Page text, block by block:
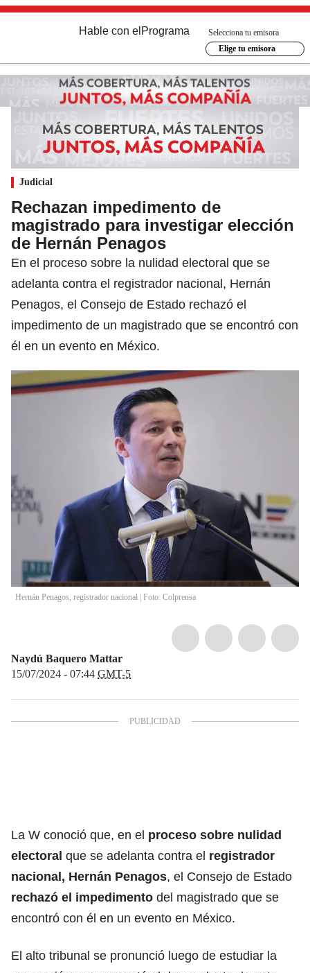
Hable con el Programa
Selecciona tu emisora
Elige tu emisora
Judicial
Rechazan impedimento de
magistrado para investigar elección
de Hernán Penagos
En el proceso sobre la nulidad electoral que se
adelanta contra el registrador nacional, Hernán
Penagos, el Consejo de Estado rechazó el
impedimento de un magistrado que se encontró con
él en un evento en México.
Hernán Penagos, registrador nacional | Foto: Colprensa
Naydú Baquero Mattar
15/07/2024 - 07:44 GMT-5
La W conoció que, en el proceso sobre nulidad
electoral que se adelanta contra el registrador
nacional, Hernán Penagos, el Consejo de Estado
rechazó el impedimento del magistrado que se
encontró con él en un evento en México.
El alto tribunal se pronunció luego de estudiar la